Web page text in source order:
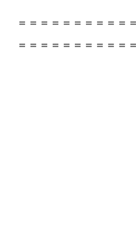
＝＝＝＝＝＝＝＝＝＝
＝＝＝＝＝＝＝＝＝＝